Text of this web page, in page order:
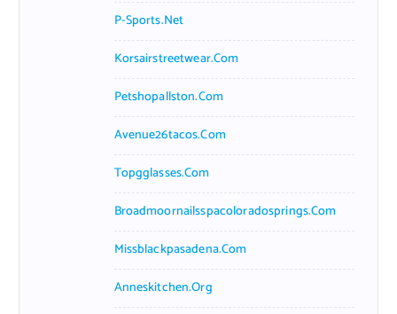
P-Sports.net
Korsairstreetwear.com
Petshopallston.com
Avenue26tacos.com
Topgglasses.com
Broadmoornailsspacoloradosprings.com
Missblackpasadena.com
Anneskitchen.org